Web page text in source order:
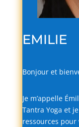
EMILIE
Bonjour et
Je m’appelle
Tantra Yoga et je
ressources pour